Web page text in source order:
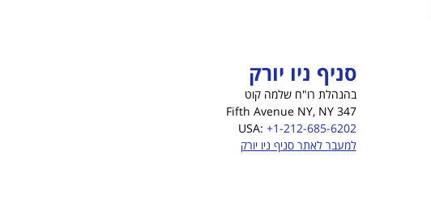
סניף ניו יורק
בהנהלת רו"ח שלמה קוט
347 Fifth Avenue NY, NY
USA: +1-212-685-6202
למעבר לאתר סניף ניו יורק